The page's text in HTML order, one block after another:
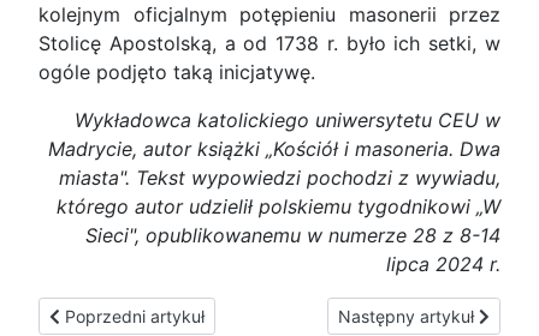
kolejnym oficjalnym potępieniu masonerii przez
Stolicę Apostolską, a od 1738 r. było ich setki, w
ogóle podjęto taką inicjatywę.
Wykładowca katolickiego uniwersytetu CEU w
Madrycie, autor książki „Kościół i masoneria. Dwa
miasta". Tekst wypowiedzi pochodzi z wywiadu,
którego autor udzielił polskiemu tygodnikowi „W
Sieci", opublikowanemu w numerze 28 z 8-14
lipca 2024 r.
Poprzedni artykuł: Wizjonerka z Akita
Poprzedni artykuł Następny artykuł:
Następny artykuł